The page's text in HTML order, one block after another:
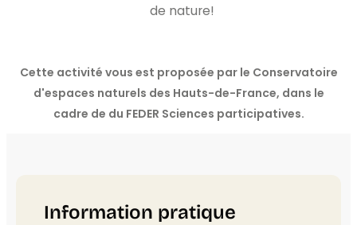
de nature!
Cette activité vous est proposée par le Conservatoire
d'espaces naturels des Hauts-de-France, dans le
cadre de du FEDER Sciences participatives.
Information pratique